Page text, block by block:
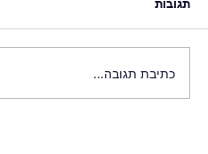
תגובות
כתיבת תגובה...